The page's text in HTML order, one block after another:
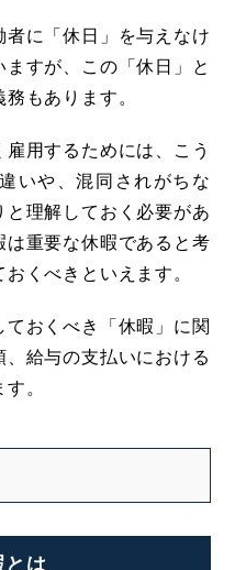
に「休日」を与えなけ
すが、この「休日」と
もあります。
用するためには、こう
いや、混同されがちな
と理解しておく必要があ
は重要な休暇であると考
くべきといえます。
おくべき「休暇」に関
給与の支払いにおける
。
とは